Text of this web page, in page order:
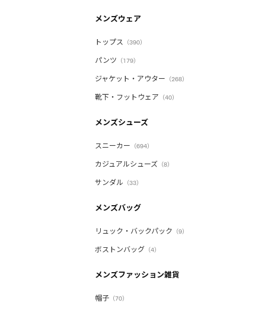
メンズウェア
トップス （390）
パンツ （179）
ジャケット・アウター （268）
靴下・フットウェア （40）
メンズシューズ
スニーカー （694）
カジュアルシューズ （8）
サンダル （33）
メンズバッグ
リュック・バックパック （9）
ボストンバッグ （4）
メンズファッション雑貨
帽子 （70）